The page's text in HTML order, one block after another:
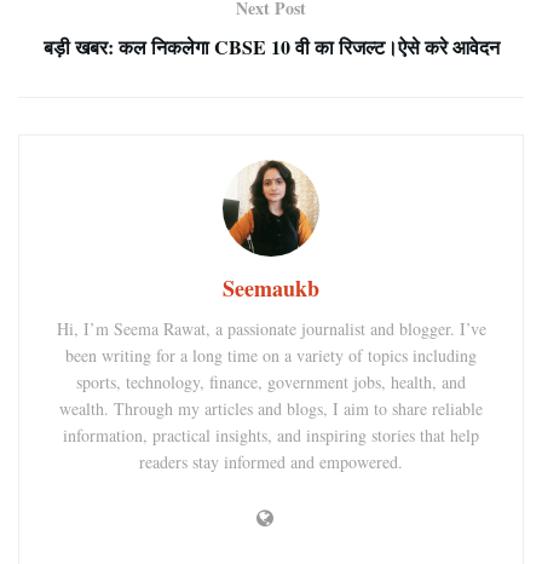
Next Post
बड़ी खबर: कल निकलेगा CBSE 10 वी का रिजल्ट।ऐसे करे आवेदन
Seemaukb
Hi, I’m Seema Rawat, a passionate journalist and blogger. I’ve
been writing for a long time on a variety of topics including
sports, technology, finance, government jobs, health, and
wealth. Through my articles and blogs, I aim to share reliable
information, practical insights, and inspiring stories that help
readers stay informed and empowered.